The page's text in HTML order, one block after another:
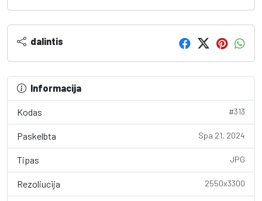
dalintis
Informacija
Kodas #313
Paskelbta Spa 21, 2024
Tipas JPG
Rezoliucija 2550x3300